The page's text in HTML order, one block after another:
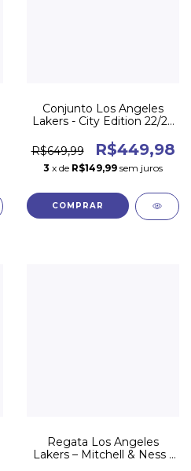
Conjunto Los Angeles
Lakers - City Edition 22/23
R$649,99
R$449,98
3 x de R$149,99 sem juros
COMPRAR
Regata Los Angeles
Lakers – Mitchell & Ness -